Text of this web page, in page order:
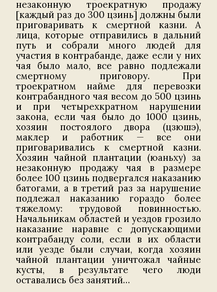
незаконную троекратную продажу
[каждый раз до 300 цзинь] должны были
приговаривать к смертной казни. А
лица, которые отправились в дальний
путь и собрали много людей для
участия в контрабанде, даже если у них
чая было мало, все равно подлежали
смертному приговору. При
троекратном найме для перевозки
контрабандного чая весом до 500 цзинь
и при четырехкратном нарушении
закона, если чая было до 1000 цзинь,
хозяин постоялого двора (цзюшэ),
маклер и работник — все они
приговаривались к смертной казни.
Хозяин чайной плантации (юаньху) за
незаконную продажу чая в размере
более 100 цзинь подвергался наказанию
батогами, а в третий раз за нарушение
подлежал наказанию гораздо более
тяжелому: трудовой повинностью.
Начальникам областей и уездов грозило
наказание наравне с допускающими
контрабанду соли, если в их области
или уезде были случаи, когда хозяин
чайной плантации уничтожал чайные
кусты, в результате чего люди
оставались без занятий…